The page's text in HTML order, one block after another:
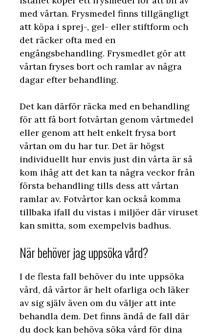
med vårtan. Frysmedel finns tillgängligt
att köpa i sprej-, gel- eller stiftform och
det räcker ofta med en
engångsbehandling. Frysmedlet gör att
vårtan fryses bort och ramlar av några
dagar efter behandling.
Det kan därför räcka med en behandling
för att få bort fotvårtan genom vårtmedel
eller genom att helt enkelt frysa bort
vårtan om du har tur. Det är högst
individuellt hur envis just din vårta är så
kom ihåg att det kan ta några veckor från
första behandling tills dess att vårtan
ramlar av. Fotvårtor kan också komma
tillbaka ifall du vistas i miljöer där viruset
kan smitta, som exempelvis badhus.
När behöver jag uppsöka vård?
I de flesta fall behöver du inte uppsöka
vård, då vårtor är helt ofarliga och läker
av sig själv även om du väljer att inte
behandla dem. Det finns ändå de fall där
du dock kan behöva söka vård för dina